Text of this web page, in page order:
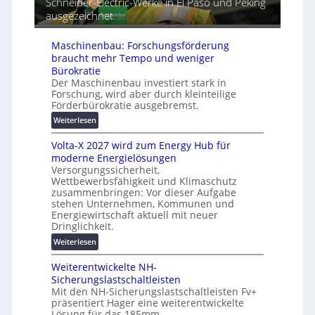
a
t
s
i
e
r
u
n
g
s
l
ö
s
u
n
g
e
n
e
i
h
e
G
e
r
t
s
c
h
u
t
z
u
n
d
d
i
g
i
t
a
l
e
T
r
ausgezeichnet
Maschinenbau: Forschungsförderung
braucht mehr Tempo und weniger
Bürokratie
Der Maschinenbau investiert stark in
Forschung, wird aber durch kleinteilige
Förderbürokratie ausgebremst.
Weiterlesen:
M
a
s
c
h
i
n
e
n
b
a
u
:
F
o
Volta-X 2027 wird zum Energy Hub für
moderne Energielösungen
Versorgungssicherheit,
Wettbewerbsfähigkeit und Klimaschutz
zusammenbringen: Vor dieser Aufgabe
stehen Unternehmen, Kommunen und
Energiewirtschaft aktuell mit neuer
Dringlichkeit.
Weiterlesen:
V
o
l
t
a
Weiterentwickelte NH-
Sicherungslastschaltleisten
Mit den NH-Sicherungslastschaltleisten Fv+
präsentiert Hager eine weiterentwickelte